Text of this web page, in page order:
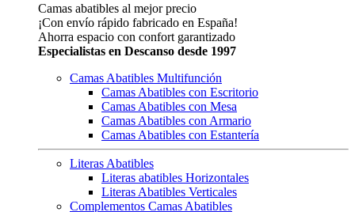
Camas abatibles al mejor precio
¡Con envío rápido fabricado en España!
Ahorra espacio con confort garantizado
Especialistas en Descanso desde 1997
Camas Abatibles Multifunción
Camas Abatibles con Escritorio
Camas Abatibles con Mesa
Camas Abatibles con Armario
Camas Abatibles con Estantería
Literas Abatibles
Literas abatibles Horizontales
Literas Abatibles Verticales
Complementos Camas Abatibles